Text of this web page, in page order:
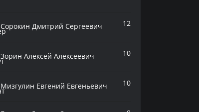
Сорокин Дмитрий Сергеевич 12
Зорин Алексей Алексеевич 10
Мизгулин Евгений Евгеньевич 10